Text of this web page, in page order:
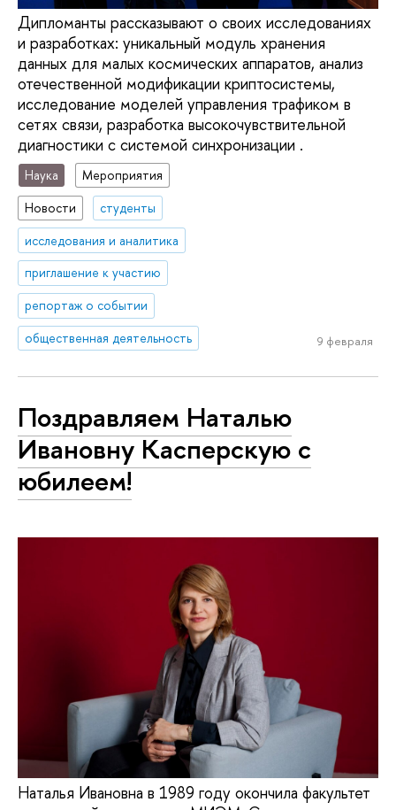
Дипломанты рассказывают о своих исследованиях
и разработках: уникальный модуль хранения
данных для малых космических аппаратов, анализ
отечественной модификации криптосистемы,
исследование моделей управления трафиком в
сетях связи, разработка высокочувствительной
диагностики с системой синхронизации .
Наука
Мероприятия
Новости
студенты
исследования и аналитика
приглашение к участию
репортаж о событии
общественная деятельность
9 февраля
Поздравляем Наталью
Ивановну Касперскую с
юбилеем!
Наталья Ивановна в 1989 году окончила факультет